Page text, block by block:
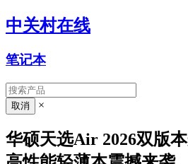
中关村在线
笔记本
×
华硕天选Air 2026双版